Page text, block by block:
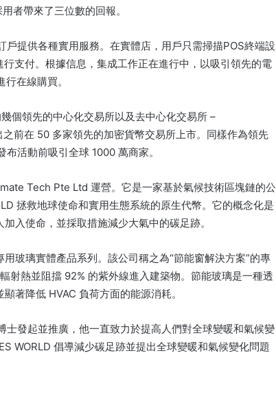
者帶來了三位數的回報。
提供各種實用服務。 在實體店，用戶只需掃描POS終端設
支付。 根據信息，集成工作正在進行中，以吸引領先的電
在線購買。
個領先的中心化交易所以及去中心化交易所 –
前在 50 多家領先的加密貨幣交易所上市。 同樣作為領先
活動前吸引全球 1000 萬商家。
Tech Pte Ltd 運營。 它是一家基於氣候技術區塊鏈的公
拯救地球使命和實用生態系統的原生代幣。 它的概念化是
入使命，並採取措施減少大氣中的碳足跡。
玻璃實體產品系列。 該公司稱之為“節能窗解決方案”的專
射熱並阻擋 92% 的紫外線進入建築物。 節能玻璃是一種透
著降低 HVAC 負荷方面的能源消耗。
發起並推廣，他一直致力於提高人們對全球變暖和氣候變
WORLD 倡導減少碳足跡並提出全球變暖和氣候變化問題